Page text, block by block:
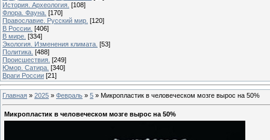
История. Археология. [108]
Флора. Фауна. [170]
Православие. Русский мир. [120]
В России. [406]
В мире. [334]
Экология. Изменения климата. [53]
Политика. [488]
Происшествия. [249]
Юмор. Сатира. [340]
Враги России [21]
Главная » 2025 » Февраль » 5 » Микропластик в человеческом мозге вырос на 50%
Микропластик в человеческом мозге вырос на 50%